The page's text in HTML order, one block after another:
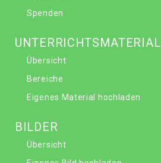
Spenden
UNTERRICHTSMATERIAL
Übersicht
Bereiche
Eigenes Material hochladen
BILDER
Übersicht